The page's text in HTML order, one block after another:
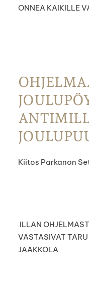
ONNEA KAIKILLE
Kiitos Parkanon
ILLAN
VASTASIVAT
JAAKKOLA